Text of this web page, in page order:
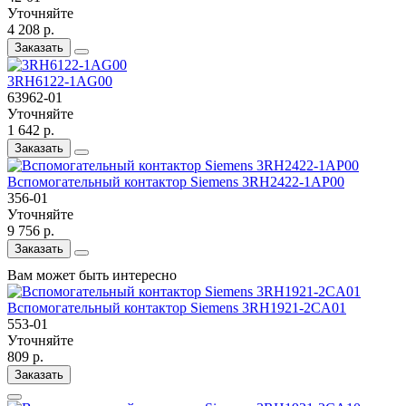
Уточняйте
4 208 р.
Заказать
3RH6122-1AG00
63962-01
Уточняйте
1 642 р.
Заказать
Вспомогательный контактор Siemens 3RH2422-1AP00
356-01
Уточняйте
9 756 р.
Заказать
Вам может быть интересно
Вспомогательный контактор Siemens 3RH1921-2CA01
553-01
Уточняйте
809 р.
Заказать